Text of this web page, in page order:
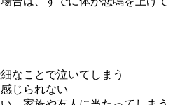
なことで泣いてしまう
じられない